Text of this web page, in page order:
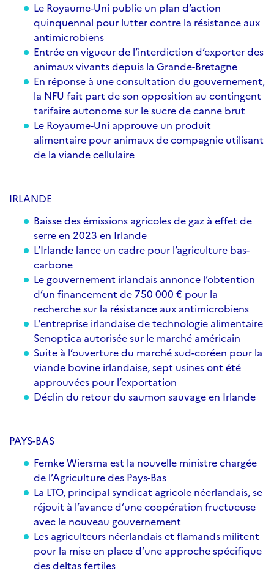
Le Royaume-Uni publie un plan d’action
quinquennal pour lutter contre la résistance aux
antimicrobiens
Entrée en vigueur de l’interdiction d’exporter des
animaux vivants depuis la Grande-Bretagne
En réponse à une consultation du gouvernement,
la NFU fait part de son opposition au contingent
tarifaire autonome sur le sucre de canne brut
Le Royaume-Uni approuve un produit
alimentaire pour animaux de compagnie utilisant
de la viande cellulaire
IRLANDE
Baisse des émissions agricoles de gaz à effet de
serre en 2023 en Irlande
L’Irlande lance un cadre pour l’agriculture bas-
carbone
Le gouvernement irlandais annonce l’obtention
d’un financement de 750 000 € pour la
recherche sur la résistance aux antimicrobiens
L'entreprise irlandaise de technologie alimentaire
Senoptica autorisée sur le marché américain
Suite à l’ouverture du marché sud-coréen pour la
viande bovine irlandaise, sept usines ont été
approuvées pour l’exportation
Déclin du retour du saumon sauvage en Irlande
PAYS-BAS
Femke Wiersma est la nouvelle ministre chargée
de l’Agriculture des Pays-Bas
La LTO, principal syndicat agricole néerlandais, se
réjouit à l’avance d’une coopération fructueuse
avec le nouveau gouvernement
Les agriculteurs néerlandais et flamands militent
pour la mise en place d’une approche spécifique
des deltas fertiles